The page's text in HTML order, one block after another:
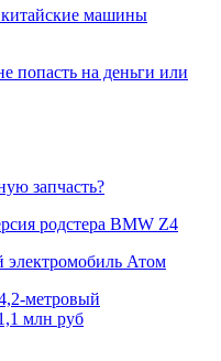
китайские машины
попасть на деньги или
запчасть?
родстера BMW Z4
Атом
метровый
млн руб